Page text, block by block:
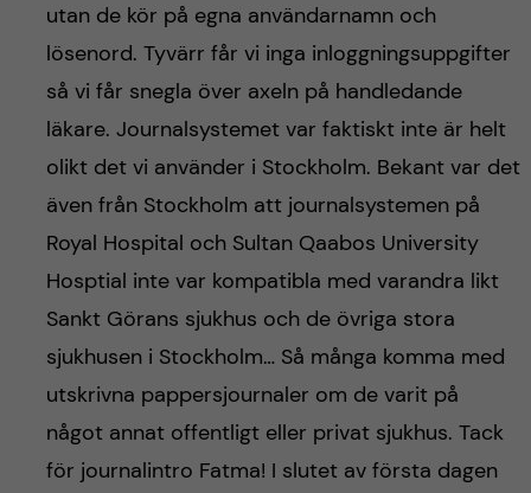
utan de kör på egna användarnamn och
lösenord. Tyvärr får vi inga inloggningsuppgifter
så vi får snegla över axeln på handledande
läkare. Journalsystemet var faktiskt inte är helt
olikt det vi använder i Stockholm. Bekant var det
även från Stockholm att journalsystemen på
Royal Hospital och Sultan Qaabos University
Hosptial inte var kompatibla med varandra likt
Sankt Görans sjukhus och de övriga stora
sjukhusen i Stockholm… Så många komma med
utskrivna pappersjournaler om de varit på
något annat offentligt eller privat sjukhus. Tack
för journalintro Fatma! I slutet av första dagen